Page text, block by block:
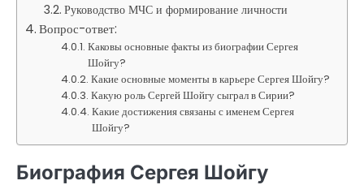
Руководство МЧС и формирование личности
Вопрос-ответ:
Каковы основные факты из биографии Сергея
Шойгу?
Какие основные моменты в карьере Сергея Шойгу?
Какую роль Сергей Шойгу сыграл в Сирии?
Какие достижения связаны с именем Сергея
Шойгу?
Биография Сергея Шойгу